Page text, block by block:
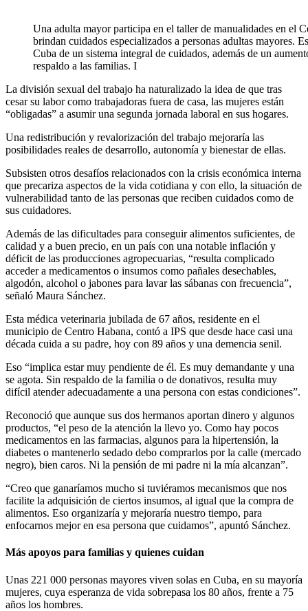
Una adulta mayor participa en el taller de manualidades en el
brindan cuidados especializados a personas adultas mayores.
Cuba de un sistema integral de cuidados, además de un
respaldo a las familias. I
La división sexual del trabajo ha naturalizado la idea de que tras
cesar su labor como trabajadoras fuera de casa, las mujeres están
“obligadas” a asumir una segunda jornada laboral en sus hogares.
Una redistribución y revalorización del trabajo mejoraría las
posibilidades reales de desarrollo, autonomía y bienestar de ellas.
Subsisten otros desafíos relacionados con la crisis económica interna
que precariza aspectos de la vida cotidiana y con ello, la situación de
vulnerabilidad tanto de las personas que reciben cuidados como de
sus cuidadores.
Además de las dificultades para conseguir alimentos suficientes, de
calidad y a buen precio, en un país con una notable inflación y
déficit de las producciones agropecuarias, “resulta complicado
acceder a medicamentos o insumos como pañales desechables,
algodón, alcohol o jabones para lavar las sábanas con frecuencia”,
señaló Maura Sánchez.
Esta médica veterinaria jubilada de 67 años, residente en el
municipio de Centro Habana, contó a IPS que desde hace casi una
década cuida a su padre, hoy con 89 años y una demencia senil.
Eso “implica estar muy pendiente de él. Es muy demandante y una
se agota. Sin respaldo de la familia o de donativos, resulta muy
difícil atender adecuadamente a una persona con estas condiciones”.
Reconoció que aunque sus dos hermanos aportan dinero y algunos
productos, “el peso de la atención la llevo yo. Como hay pocos
medicamentos en las farmacias, algunos para la hipertensión, la
diabetes o mantenerlo sedado debo comprarlos por la calle (mercado
negro), bien caros. Ni la pensión de mi padre ni la mía alcanzan”.
“Creo que ganaríamos mucho si tuviéramos mecanismos que nos
facilite la adquisición de ciertos insumos, al igual que la compra de
alimentos. Eso organizaría y mejoraría nuestro tiempo, para
enfocarnos mejor en esa persona que cuidamos”, apuntó Sánchez.
Más apoyos para familias y quienes cuidan
Unas 221 000 personas mayores viven solas en Cuba, en su mayoría
mujeres, cuya esperanza de vida sobrepasa los 80 años, frente a 75
años los hombres.